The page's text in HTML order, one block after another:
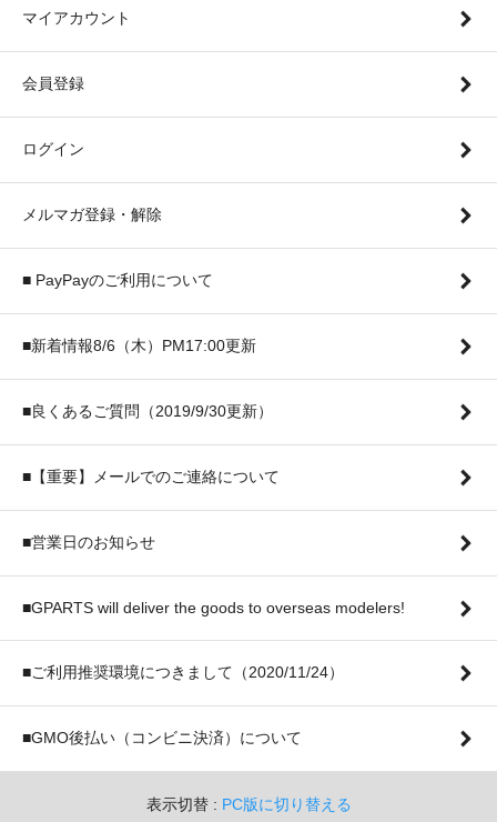
マイアカウント
会員登録
ログイン
メルマガ登録・解除
■ PayPayのご利用について
■新着情報8/6（木）PM17:00更新
■良くあるご質問（2019/9/30更新）
■【重要】メールでのご連絡について
■営業日のお知らせ
■GPARTS will deliver the goods to overseas modelers!
■ご利用推奨環境につきまして（2020/11/24）
■GMO後払い（コンビニ決済）について
表示切替 : PC版に切り替える